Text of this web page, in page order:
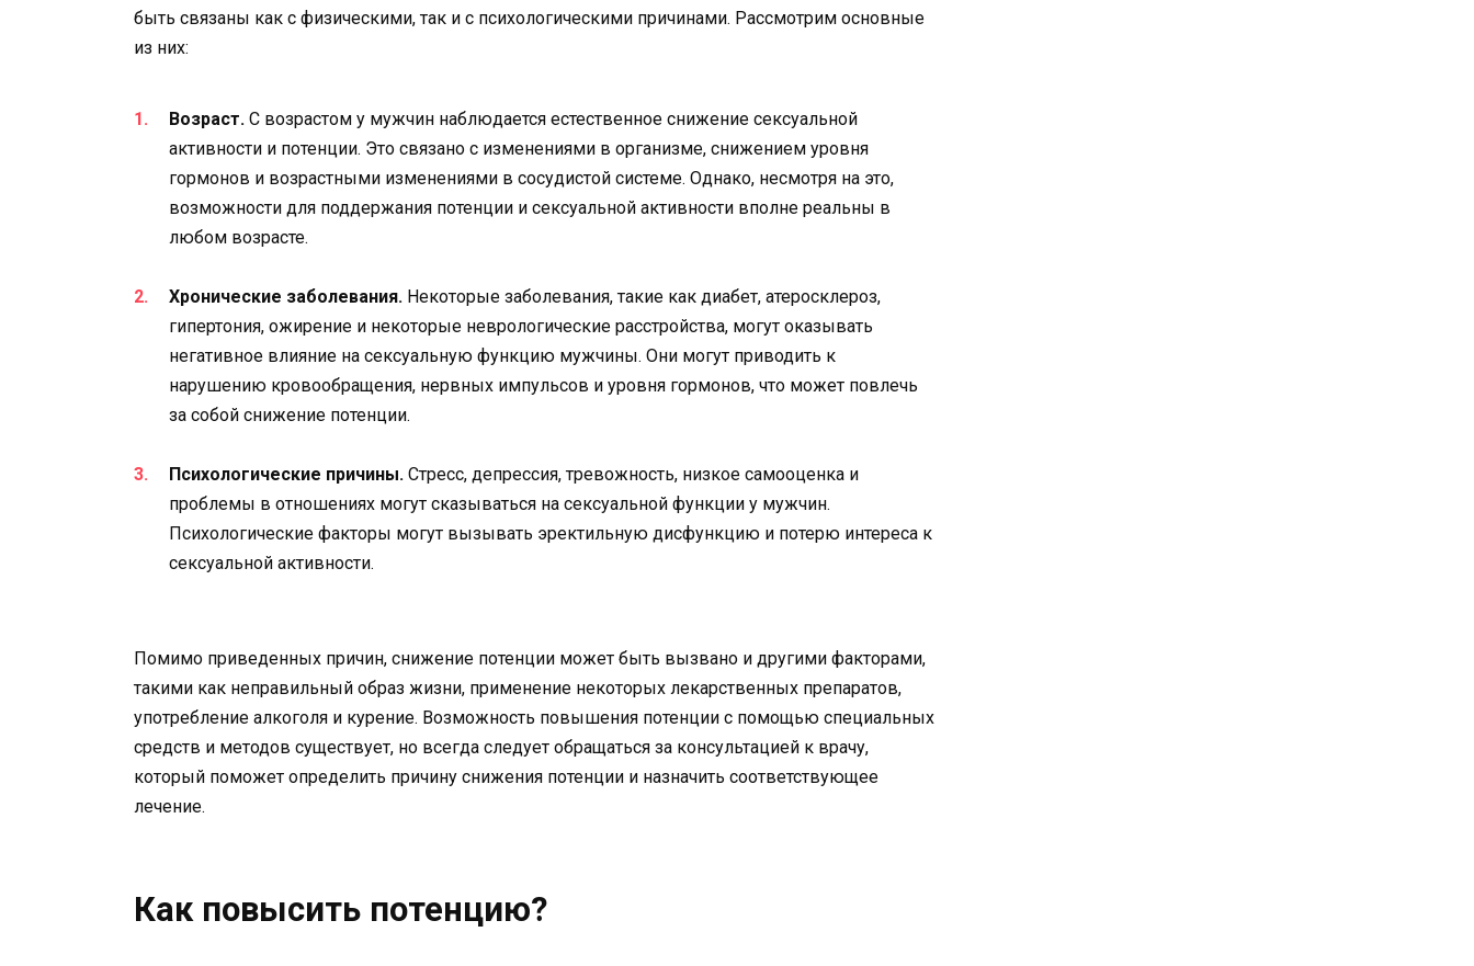
быть связаны как с физическими, так и с психологическими причинами. Рассмотрим основные
из них:
Возраст. С возрастом у мужчин наблюдается естественное снижение сексуальной
активности и потенции. Это связано с изменениями в организме, снижением уровня
гормонов и возрастными изменениями в сосудистой системе. Однако, несмотря на это,
возможности для поддержания потенции и сексуальной активности вполне реальны в
любом возрасте.
Хронические заболевания. Некоторые заболевания, такие как диабет, атеросклероз,
гипертония, ожирение и некоторые неврологические расстройства, могут оказывать
негативное влияние на сексуальную функцию мужчины. Они могут приводить к
нарушению кровообращения, нервных импульсов и уровня гормонов, что может повлечь
за собой снижение потенции.
Психологические причины. Стресс, депрессия, тревожность, низкое самооценка и
проблемы в отношениях могут сказываться на сексуальной функции у мужчин.
Психологические факторы могут вызывать эректильную дисфункцию и потерю интереса к
сексуальной активности.
Помимо приведенных причин, снижение потенции может быть вызвано и другими факторами,
такими как неправильный образ жизни, применение некоторых лекарственных препаратов,
употребление алкоголя и курение. Возможность повышения потенции с помощью специальных
средств и методов существует, но всегда следует обращаться за консультацией к врачу,
который поможет определить причину снижения потенции и назначить соответствующее
лечение.
Как повысить потенцию?